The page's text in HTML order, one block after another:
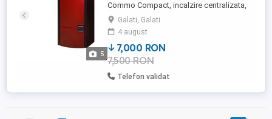
5
Commo Compact, incalzire centralizata,
otel, 23 kW Cazan tip Compact, din otel,
cu incalzire centralizata, cu functionare pe
biocombustibil (peleti). Soba contine
urmatoarele: -ventilul de siguranta cu
racordul R - pompa electrinica de
circulatie Wilo tip RS 25 ...
Galati, Galati
4 august
7,000 RON
7,500 RON
Telefon validat